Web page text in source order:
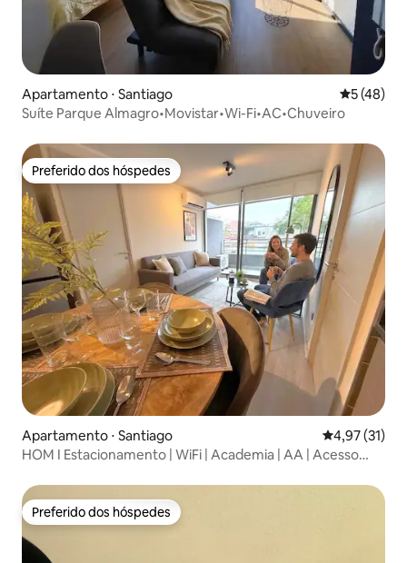
Apartamento ⋅ Santiago 5 de uma
5 (48)
Suíte Parque Almagro•Movistar•Wi-Fi•AC•Chuveiro
Preferido dos hóspedes
Preferido dos hóspedes
Apartamento ⋅ Santiago 4,97 de uma
4,97 (31)
HOM I Estacionamento | WiFi | Academia | AA | Acesso
Preferido dos hóspedes
Preferido dos hóspedes